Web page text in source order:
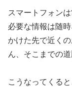
スマートフォン
必要な情報は随
かけた先で近く
ん、そこまでの
こうなってくる